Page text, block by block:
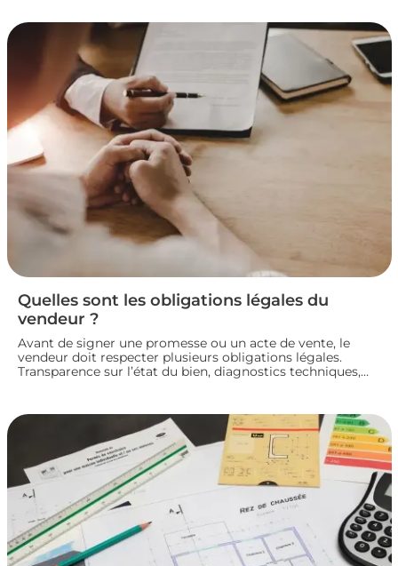
atouts et les zones de vigilance de cette démarche.
Quelles sont les obligations légales du
vendeur ?
Avant de signer une promesse ou un acte de vente, le
vendeur doit respecter plusieurs obligations légales.
Transparence sur l’état du bien, diagnostics techniques,
l’acheteur. Décryptage des principaux devoirs à connaître
pour vendre un logement en toute conformité et éviter